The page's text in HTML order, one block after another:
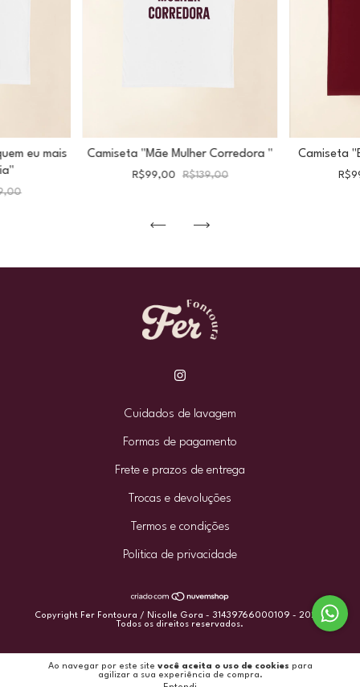
Ao navegar por este site você aceita o uso de cookies para
agilizar a sua experiência de compra.
eu mais
Camiseta "Mãe Mulher Corredora "
R$99,00 R$139,00
Camiseta
Cuidados de lavagem
Formas de pagamento
Frete e prazos de entrega
Trocas e devoluções
Termos e condições
Politica de privacidade
Copyright Fer Fontoura / Nicolle Gora - 31439766000109 - 2026.
Todos os direitos reservados.